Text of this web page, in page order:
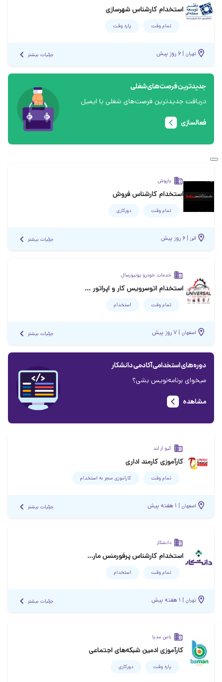
استخدام کارشناس شهرسازی
تمام وقت پاره وقت
تهران | ۶ روز پیش جزئیات بیشتر
جدیدترین فرصت‌های شغلی
دریافت جدیدترین فرصت‌های شغلی با ایمیل
فعالسازی
یاپوش
استخدام کارشناس فروش
تمام وقت دورکاری
البرز | ۶ روز پیش جزئیات بیشتر
خدمات خودرو یونیورسال
استخدام اتوسرویس کار و اپراتور خدمات لاستیک
تمام وقت استخدام
اصفهان | ۷ روز پیش جزئیات بیشتر
دوره‌های استخدامی آکادمی دانشکار
میخوای برنامه‌نویس بشی؟
مشاهده
کیو آر لند
کارآموزی کارمند اداری
تمام وقت کارآموزی منجر ‌به استخدام
اصفهان | ۱ هفته پیش جزئیات بیشتر
دانشکار
استخدام کارشناس پرفورمنس مارکتینگ
تمام وقت استخدام
تهران | ۱ هفته پیش جزئیات بیشتر
بامن مدیا
کارآموزی ادمین شبکه‌های اجتماعی
پاره وقت دورکاری